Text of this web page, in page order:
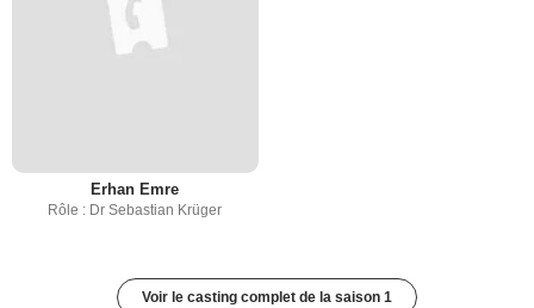
Erhan Emre
Rôle : Dr Sebastian Krüger
Voir le casting complet de la saison 1